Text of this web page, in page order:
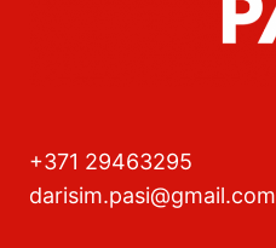
+371 29463295
darisim.pasi@gmail.com